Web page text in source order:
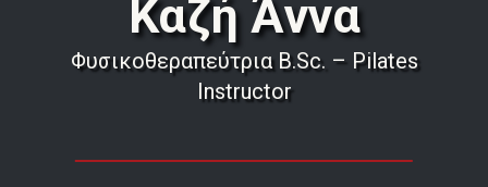
Καζή Άννα
Φυσικοθεραπεύτρια B.Sc. – Pilates
Instructor